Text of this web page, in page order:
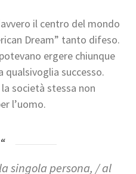
il centro del mondo
Dream” tanto difeso.
ergere chiunque
qualsivoglia successo.
società stessa non
l’uomo.
singola persona, / al